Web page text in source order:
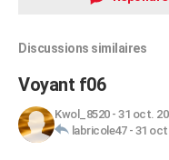
Discussions similaires
Voyant f06
Kwol_8520- 31 oct.
labricole47- 31